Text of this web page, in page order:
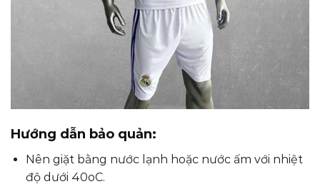
Hướng dẫn bảo quản:
Nên giặt bằng nước lạnh hoặc nước ấm với nhiệt
độ dưới 40oC.